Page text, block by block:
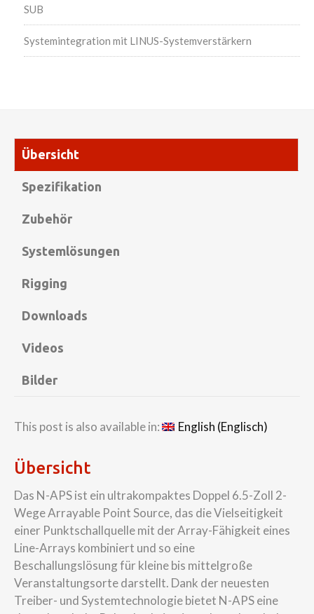
SUB
Systemintegration mit LINUS-Systemverstärkern
Übersicht
Spezifikation
Zubehör
Systemlösungen
Rigging
Downloads
Videos
Bilder
This post is also available in: English (Englisch)
Übersicht
Das N-APS ist ein ultrakompaktes Doppel 6.5-Zoll 2-
Wege Arrayable Point Source, das die Vielseitigkeit
einer Punktschallquelle mit der Array-Fähigkeit eines
Line-Arrays kombiniert und so eine
Beschallungslösung für kleine bis mittelgroße
Veranstaltungsorte darstellt. Dank der neuesten
Treiber- und Systemtechnologie bietet N-APS eine